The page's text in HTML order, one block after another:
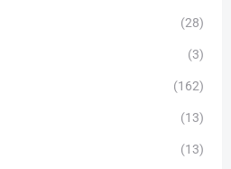
(28)
(3)
(162)
(13)
(13)